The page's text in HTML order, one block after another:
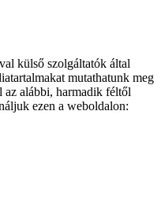
külső szolgáltatók által
mutathatunk meg
az alábbi, harmadik féltől
ezen a weboldalon: